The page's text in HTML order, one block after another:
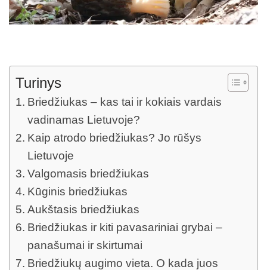
Turinys
Briedžiukas – kas tai ir kokiais vardais
vadinamas Lietuvoje?
Kaip atrodo briedžiukas? Jo rūšys
Lietuvoje
Valgomasis briedžiukas
Kūginis briedžiukas
Aukštasis briedžiukas
Briedžiukas ir kiti pavasariniai grybai –
panašumai ir skirtumai
Briedžiukų augimo vieta. O kada juos